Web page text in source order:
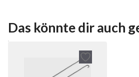
Das könnte dir auch